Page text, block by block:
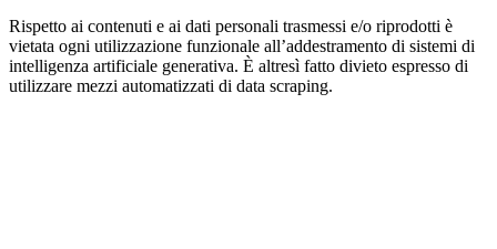
Rispetto ai contenuti e ai dati personali trasmessi e/o riprodotti è
vietata ogni utilizzazione funzionale all’addestramento di sistemi di
intelligenza artificiale generativa. È altresì fatto divieto espresso di
utilizzare mezzi automatizzati di data scraping.